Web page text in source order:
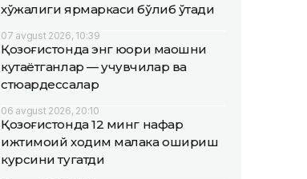
хўжалиги ярмаркаси бўлиб ўтади
07 avgust 2026, 10:39
Қозоғистонда энг юқори маошни
кутаётганлар — учувчилар ва
стюардессалар
06 avgust 2026, 20:10
Қозоғистонда 12 минг нафар
ижтимоий ходим малака ошириш
курсини тугатди